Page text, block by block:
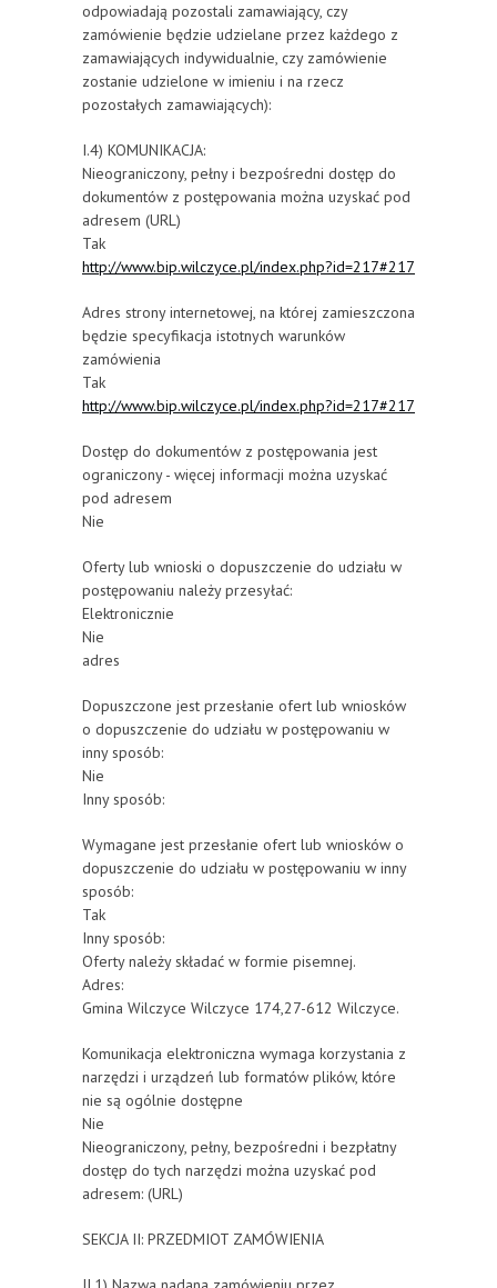
odpowiadają pozostali zamawiający, czy
zamówienie będzie udzielane przez każdego z
zamawiających indywidualnie, czy zamówienie
zostanie udzielone w imieniu i na rzecz
pozostałych zamawiających):
I.4) KOMUNIKACJA:
Nieograniczony, pełny i bezpośredni dostęp do
dokumentów z postępowania można uzyskać pod
adresem (URL)
Tak
http://www.bip.wilczyce.pl/index.php?id=217#217
Adres strony internetowej, na której zamieszczona
będzie specyfikacja istotnych warunków
zamówienia
Tak
http://www.bip.wilczyce.pl/index.php?id=217#217
Dostęp do dokumentów z postępowania jest
ograniczony - więcej informacji można uzyskać
pod adresem
Nie
Oferty lub wnioski o dopuszczenie do udziału w
postępowaniu należy przesyłać:
Elektronicznie
Nie
adres
Dopuszczone jest przesłanie ofert lub wniosków
o dopuszczenie do udziału w postępowaniu w
inny sposób:
Nie
Inny sposób:
Wymagane jest przesłanie ofert lub wniosków o
dopuszczenie do udziału w postępowaniu w inny
sposób:
Tak
Inny sposób:
Oferty należy składać w formie pisemnej.
Adres:
Gmina Wilczyce Wilczyce 174,27-612 Wilczyce.
Komunikacja elektroniczna wymaga korzystania z
narzędzi i urządzeń lub formatów plików, które
nie są ogólnie dostępne
Nie
Nieograniczony, pełny, bezpośredni i bezpłatny
dostęp do tych narzędzi można uzyskać pod
adresem: (URL)
SEKCJA II: PRZEDMIOT ZAMÓWIENIA